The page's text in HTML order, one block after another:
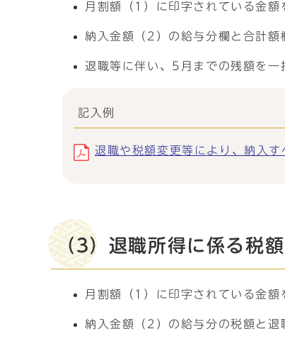
月割額（1）に印字されている金額
納入金額（2）の給与分欄と合計額
退職等に伴い、5月までの残額を一
記入例
退職や税額変更等により、納入
（3）退職所得に係る税
月割額（1）に印字されている金額
納入金額（2）の給与分の税額と退